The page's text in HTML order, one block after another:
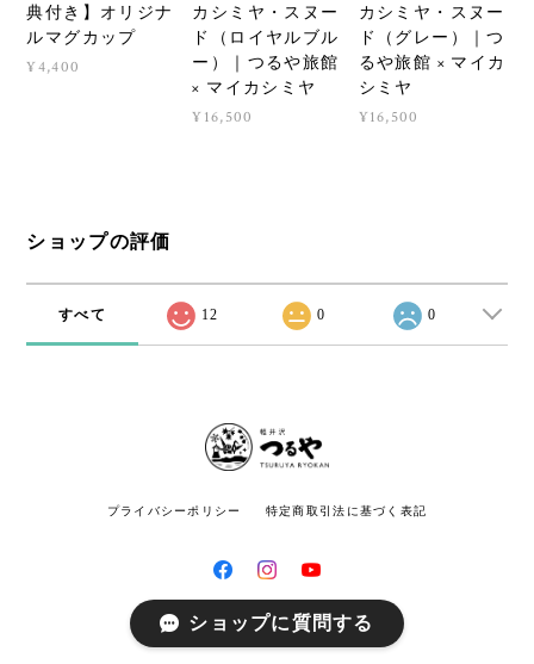
典付き】オリジナ
ルマグカップ
¥4,400
カシミヤ・スヌー
ド（ロイヤルブル
ー）｜つるや旅館
× マイカシミヤ
¥16,500
カシミヤ・スヌー
ド（グレー）｜つ
るや旅館 × マイカ
シミヤ
¥16,500
ショップの評価
すべて 12 0 0
プライバシーポリシー 特定商取引法に基づく表記
© つるや旅館オンラインショップ All rights reserved.
ショップに質問する